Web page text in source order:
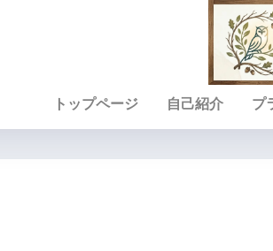
トップページ 自己紹介 プ